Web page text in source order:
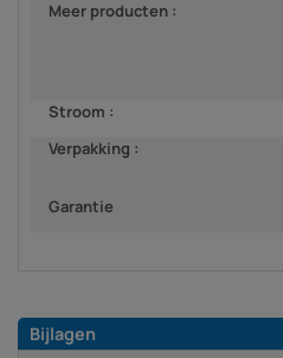
Meer producten :
Stroom :
Verpakking :
Garantie
Bijlagen